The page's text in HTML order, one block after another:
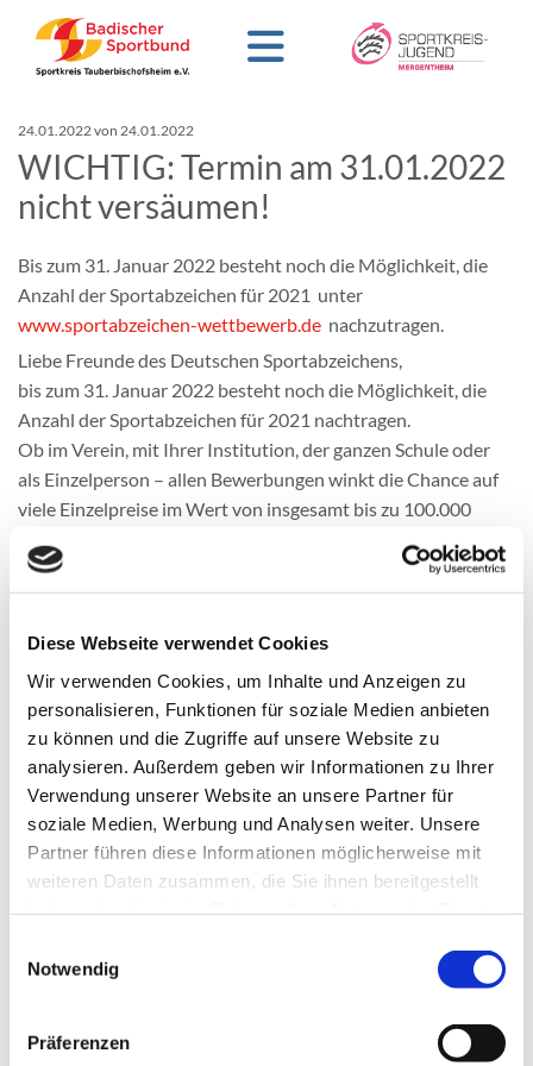
Diese Webseite verwendet Cookies
Wir verwenden Cookies, um Inhalte und Anzeigen zu
personalisieren, Funktionen für soziale Medien anbieten
zu können und die Zugriffe auf unsere Website zu
analysieren. Außerdem geben wir Informationen zu Ihrer
Verwendung unserer Website an unsere Partner für
soziale Medien, Werbung und Analysen weiter. Unsere
Partner führen diese Informationen möglicherweise mit
weiteren Daten zusammen, die Sie ihnen bereitgestellt
Notwendig
Präferenzen
24.01.2022 von 24.01.2022
WICHTIG: Termin am 31.01.2022
nicht versäumen!
Bis zum 31. Januar 2022 besteht noch die Möglichkeit, die
Anzahl der Sportabzeichen für 2021 unter
www.sportabzeichen-wettbewerb.de nachzutragen.
Liebe Freunde des Deutschen Sportabzeichens,
bis zum 31. Januar 2022 besteht noch die Möglichkeit, die
Anzahl der Sportabzeichen für 2021 nachtragen.
Ob im Verein, mit Ihrer Institution, der ganzen Schule oder
als Einzelperson – allen Bewerbungen winkt die Chance auf
viele Einzelpreise im Wert von insgesamt bis zu 100.000
Wählen Sie aus fünf Themenschwerpunkten, die, die am
besten zu Ihrem Engagement passen. Sie haben die
Inklusion, Integration, Innovation und Kooperationen zu
bewerben.
Falls keine der Kategorien passend ist, wählen Sie bitte
„Sonstiges“.
So einfach geht’s:
Registrieren Sie sich unterwww.sportabzeichen-
wettbewerb.de/registermit einer gültigen E-Mail-Adresse.
Folgen Sie dem Link in der an Sie versendeten Bestätigungs-
Mail. Jetzt nur noch das Bewerbungsformular ausfüllen, Foto
Sportförderung.
Laden Sie auch Freunde, Familie, Bekannte und Kollegen ein,